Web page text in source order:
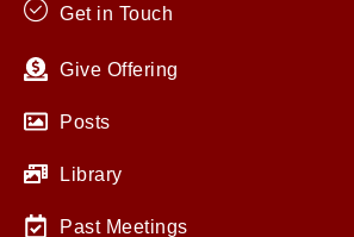
Get in Touch
Give Offering
Posts
Library
Past Meetings